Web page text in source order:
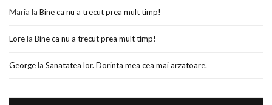
Maria la Bine ca nu a trecut prea mult timp!
Lorela Bine ca nu a trecut prea mult timp!
Georgela Sanatatea lor. Dorinta mea cea mai arzatoare.